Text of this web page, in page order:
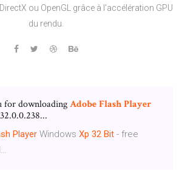
ou OpenGL grâce à l'accélération GPU
du rendu.
for downloadingAdobeFlashPlayer
Player Windows Xp 32 Bit - free